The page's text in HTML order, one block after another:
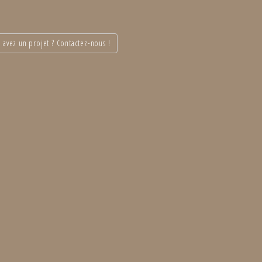
avez un projet ? Contactez-nous !